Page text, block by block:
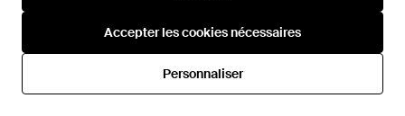
Accepter les cookies nécessaires
Personnaliser
Accepter les cookies nécessaires
Personnaliser